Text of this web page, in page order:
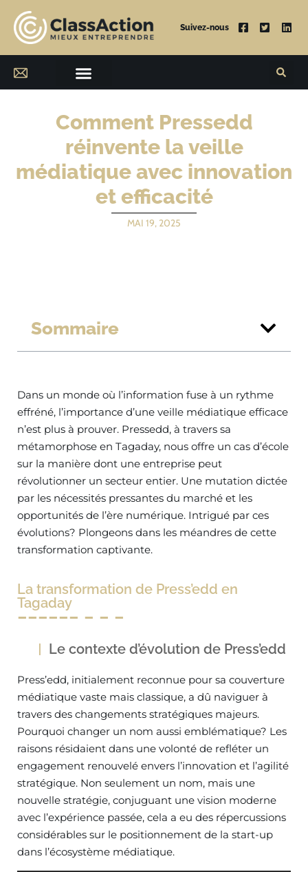
Suivez-nous
Comment Pressedd
réinvente la veille
médiatique avec innovation
et efficacité
MAI 19, 2025
Sommaire
Dans un monde où l’information fuse à un rythme
effréné, l’importance d’une veille médiatique efficace
n’est plus à prouver. Pressedd, à travers sa
métamorphose en Tagaday, nous offre un cas d’école
sur la manière dont une entreprise peut
révolutionner un secteur entier. Une mutation dictée
par les nécessités pressantes du marché et les
opportunités de l’ère numérique. Intrigué par ces
évolutions? Plongeons dans les méandres de cette
transformation captivante.
La transformation de Press’edd en
Tagaday
Le contexte d’évolution de Press’edd
Press’edd, initialement reconnue pour sa couverture
médiatique vaste mais classique, a dû naviguer à
travers des changements stratégiques majeurs.
Pourquoi changer un nom aussi emblématique? Les
raisons résidaient dans une volonté de refléter un
engagement renouvelé envers l’innovation et l’agilité
stratégique. Non seulement un nom, mais une
nouvelle stratégie, conjuguant une vision moderne
avec l’expérience passée, cela a eu des répercussions
considérables sur le positionnement de la start-up
dans l’écosystème médiatique.